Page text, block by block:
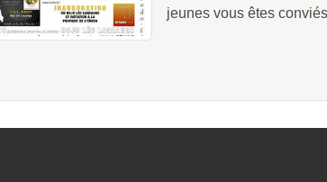
jeunes vous êtes